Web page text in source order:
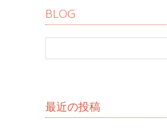
BLOG
最近の投稿